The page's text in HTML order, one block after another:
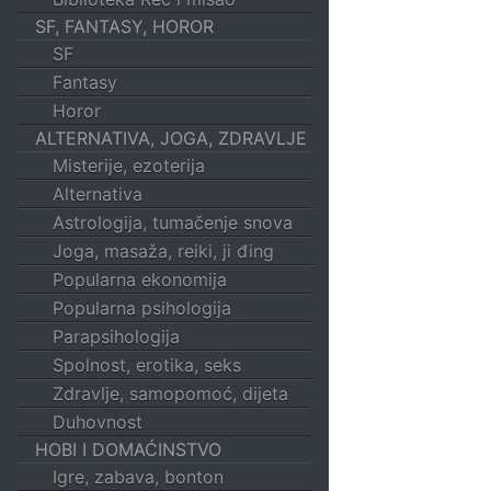
SF, FANTASY, HOROR
SF
Fantasy
Horor
ALTERNATIVA, JOGA, ZDRAVLJE
Misterije, ezoterija
Alternativa
Astrologija, tumačenje snova
Joga, masaža, reiki, ji đing
Popularna ekonomija
Popularna psihologija
Parapsihologija
Spolnost, erotika, seks
Zdravlje, samopomoć, dijeta
Duhovnost
HOBI I DOMAĆINSTVO
Igre, zabava, bonton